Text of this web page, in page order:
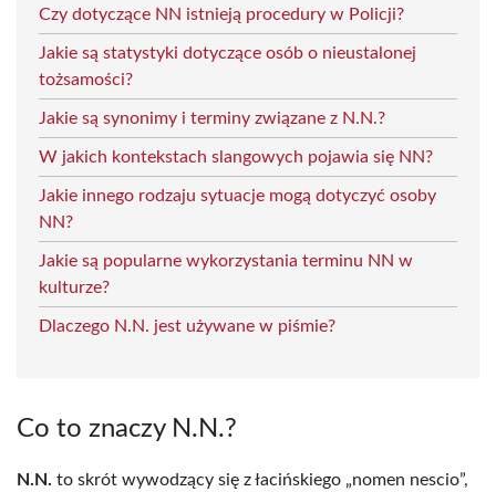
Czy dotyczące NN istnieją procedury w Policji?
Jakie są statystyki dotyczące osób o nieustalonej
tożsamości?
Jakie są synonimy i terminy związane z N.N.?
W jakich kontekstach slangowych pojawia się NN?
Jakie innego rodzaju sytuacje mogą dotyczyć osoby
NN?
Jakie są popularne wykorzystania terminu NN w
kulturze?
Dlaczego N.N. jest używane w piśmie?
Co to znaczy N.N.?
N.N. to skrót wywodzący się z łacińskiego „nomen nescio”,